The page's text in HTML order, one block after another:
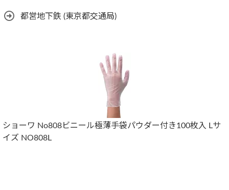
都営地下鉄 (東京都交通局)
ショーワ No808ビニール極薄手袋パウダー付き100枚入 Lサ
イズ NO808L